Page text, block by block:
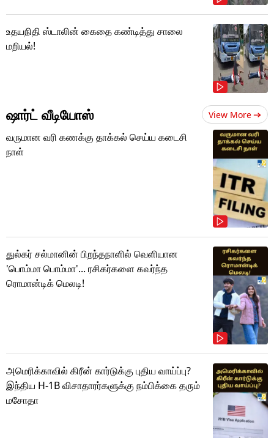
உதயநிதி ஸ்டாலின் கைதை கண்டித்து சாலை
மறியல்!
ஷார்ட் வீடியோஸ் View More
வருமான வரி கணக்கு தாக்கல் செய்ய கடைசி
நாள்
துல்கர் சல்மானின் பிறந்தநாளில் வெளியான
'பொம்மா பொம்மா'... ரசிகர்களை கவர்ந்த
ரொமான்டிக் மெலடி!
அமெரிக்காவில் கிரீன் கார்டுக்கு புதிய வாய்ப்பு?
இந்திய H-1B விசாதாரர்களுக்கு நம்பிக்கை தரும்
மசோதா